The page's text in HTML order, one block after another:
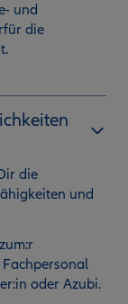
und
die
die
und
oder Azubi.